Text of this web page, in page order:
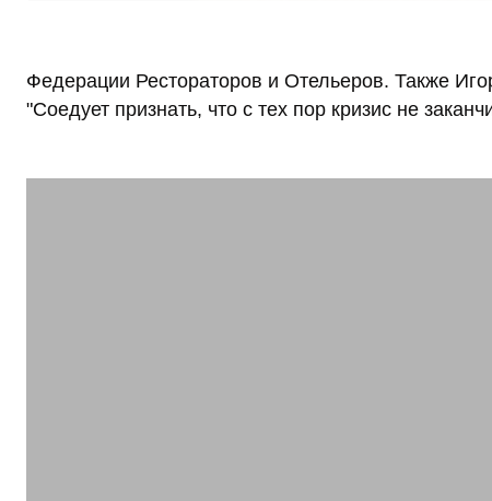
Федерации Рестораторов и Отельеров. Также
"Соедует признать, что с тех пор кризис не